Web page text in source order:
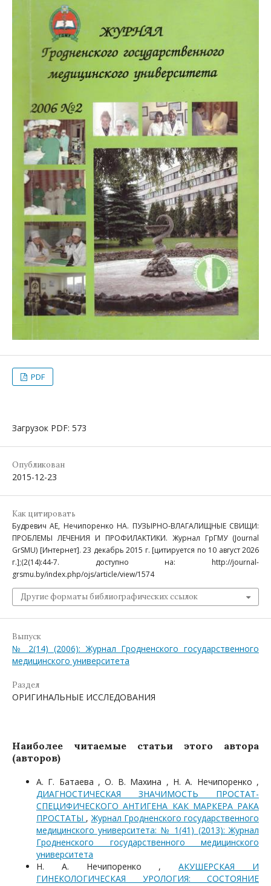
PDF
Загрузок PDF: 573
Опубликован
2015-12-23
Как цитировать
Будревич АЕ, Нечипоренко НА. ПУЗЫРНО-ВЛАГАЛИЩНЫЕ СВИЩИ:
ПРОБЛЕМЫ ЛЕЧЕНИЯ И ПРОФИЛАКТИКИ. Журнал ГрГМУ (Journal
GrSMU) [Интернет]. 23 декабрь 2015 г. [цитируется по 10 август 2026
г.];(2(14):44-7. доступно на: http://journal-
grsmu.by/index.php/ojs/article/view/1574
Другие форматы библиографических ссылок
Выпуск
№ 2(14) (2006): Журнал Гродненского государственного
медицинского университета
Раздел
ОРИГИНАЛЬНЫЕ ИССЛЕДОВАНИЯ
Наиболее читаемые статьи этого автора
(авторов)
А. Г. Батаева , О. В. Махина , Н. А. Нечипоренко ,
ДИАГНОСТИЧЕСКАЯ ЗНАЧИМОСТЬ ПРОСТАТ-
СПЕЦИФИЧЕСКОГО АНТИГЕНА КАК МАРКЕРА РАКА
ПРОСТАТЫ ,Журнал Гродненского государственного
медицинского университета: № 1(41) (2013): Журнал
Гродненского государственного медицинского
университета
Н. А. Нечипоренко ,АКУШЕРСКАЯ И
ГИНЕКОЛОГИЧЕСКАЯ УРОЛОГИЯ: СОСТОЯНИЕ